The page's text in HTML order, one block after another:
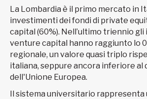
La Lombardia è il primo mercato in
investimenti dei fondi di private
capital (60%). Nell’ultimo triennio
venture capital hanno raggiunto lo
regionale, un valore quasi triplo
italiana, seppure ancora inferiore al
dell'Unione Europea.
Il sistema universitario rappresenta